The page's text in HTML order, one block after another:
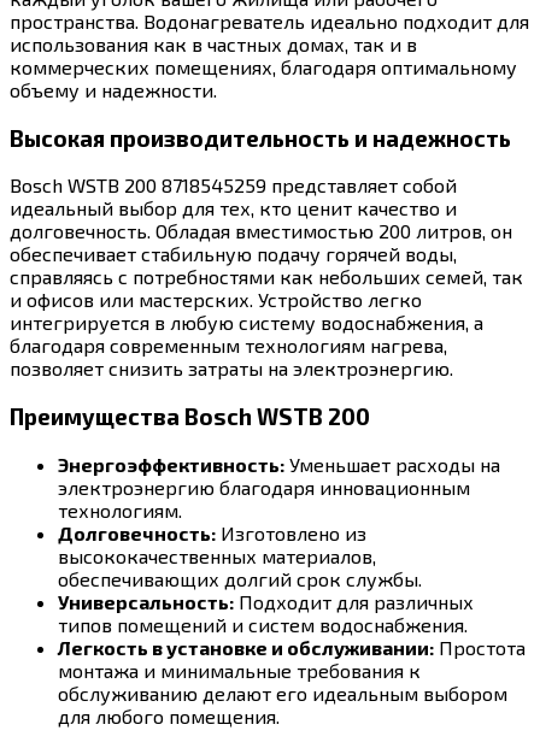
пространства. Водонагреватель идеально подходит для
использования как в частных домах, так и в
коммерческих помещениях, благодаря оптимальному
объему и надежности.
Высокая производительность и надежность
Bosch WSTB 200 8718545259 представляет собой
идеальный выбор для тех, кто ценит качество и
долговечность. Обладая вместимостью 200 литров, он
обеспечивает стабильную подачу горячей воды,
справляясь с потребностями как небольших семей, так
и офисов или мастерских. Устройство легко
интегрируется в любую систему водоснабжения, а
благодаря современным технологиям нагрева,
позволяет снизить затраты на электроэнергию.
Преимущества Bosch WSTB 200
Энергоэффективность: Уменьшает расходы на
электроэнергию благодаря инновационным
технологиям.
Долговечность: Изготовлено из
высококачественных материалов,
обеспечивающих долгий срок службы.
Универсальность: Подходит для различных
типов помещений и систем водоснабжения.
Легкость в установке и обслуживании: Простота
монтажа и минимальные требования к
обслуживанию делают его идеальным выбором
для любого помещения.